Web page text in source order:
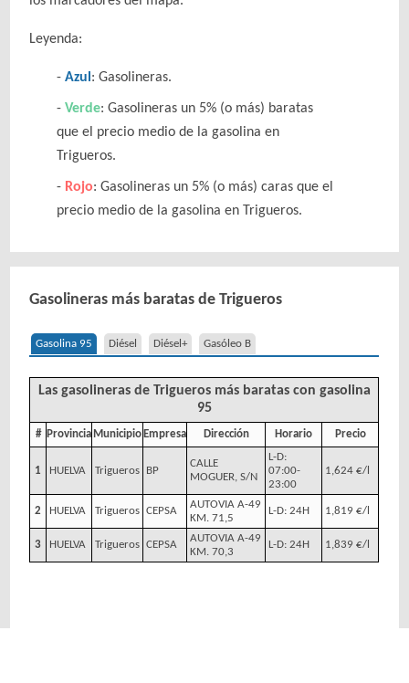
Leyenda:
Azul : Gasolineras.
Verde: Gasolineras un 5% (o más) baratas
que el precio medio de la gasolina en
Trigueros.
Rojo: Gasolineras un 5% (o más) caras que el
precio medio de la gasolina en Trigueros.
Gasolineras más baratas de Trigueros
Gasolina 95 Diésel Diésel+ Gasóleo B
Las gasolineras de Trigueros más baratas con gasolina
95
# Provincia Municipio Empresa Dirección Horario Precio
1 HUELVA Trigueros BP
CALLE
MOGUER, S/N
L-D:
07:00-
23:00
1,624 €/l
2 HUELVA Trigueros CEPSA
AUTOVIA A-49
KM. 71,5
L-D: 24H 1,819 €/l
3 HUELVA Trigueros CEPSA
AUTOVIA A-49
KM. 70,3
L-D: 24H 1,839 €/l